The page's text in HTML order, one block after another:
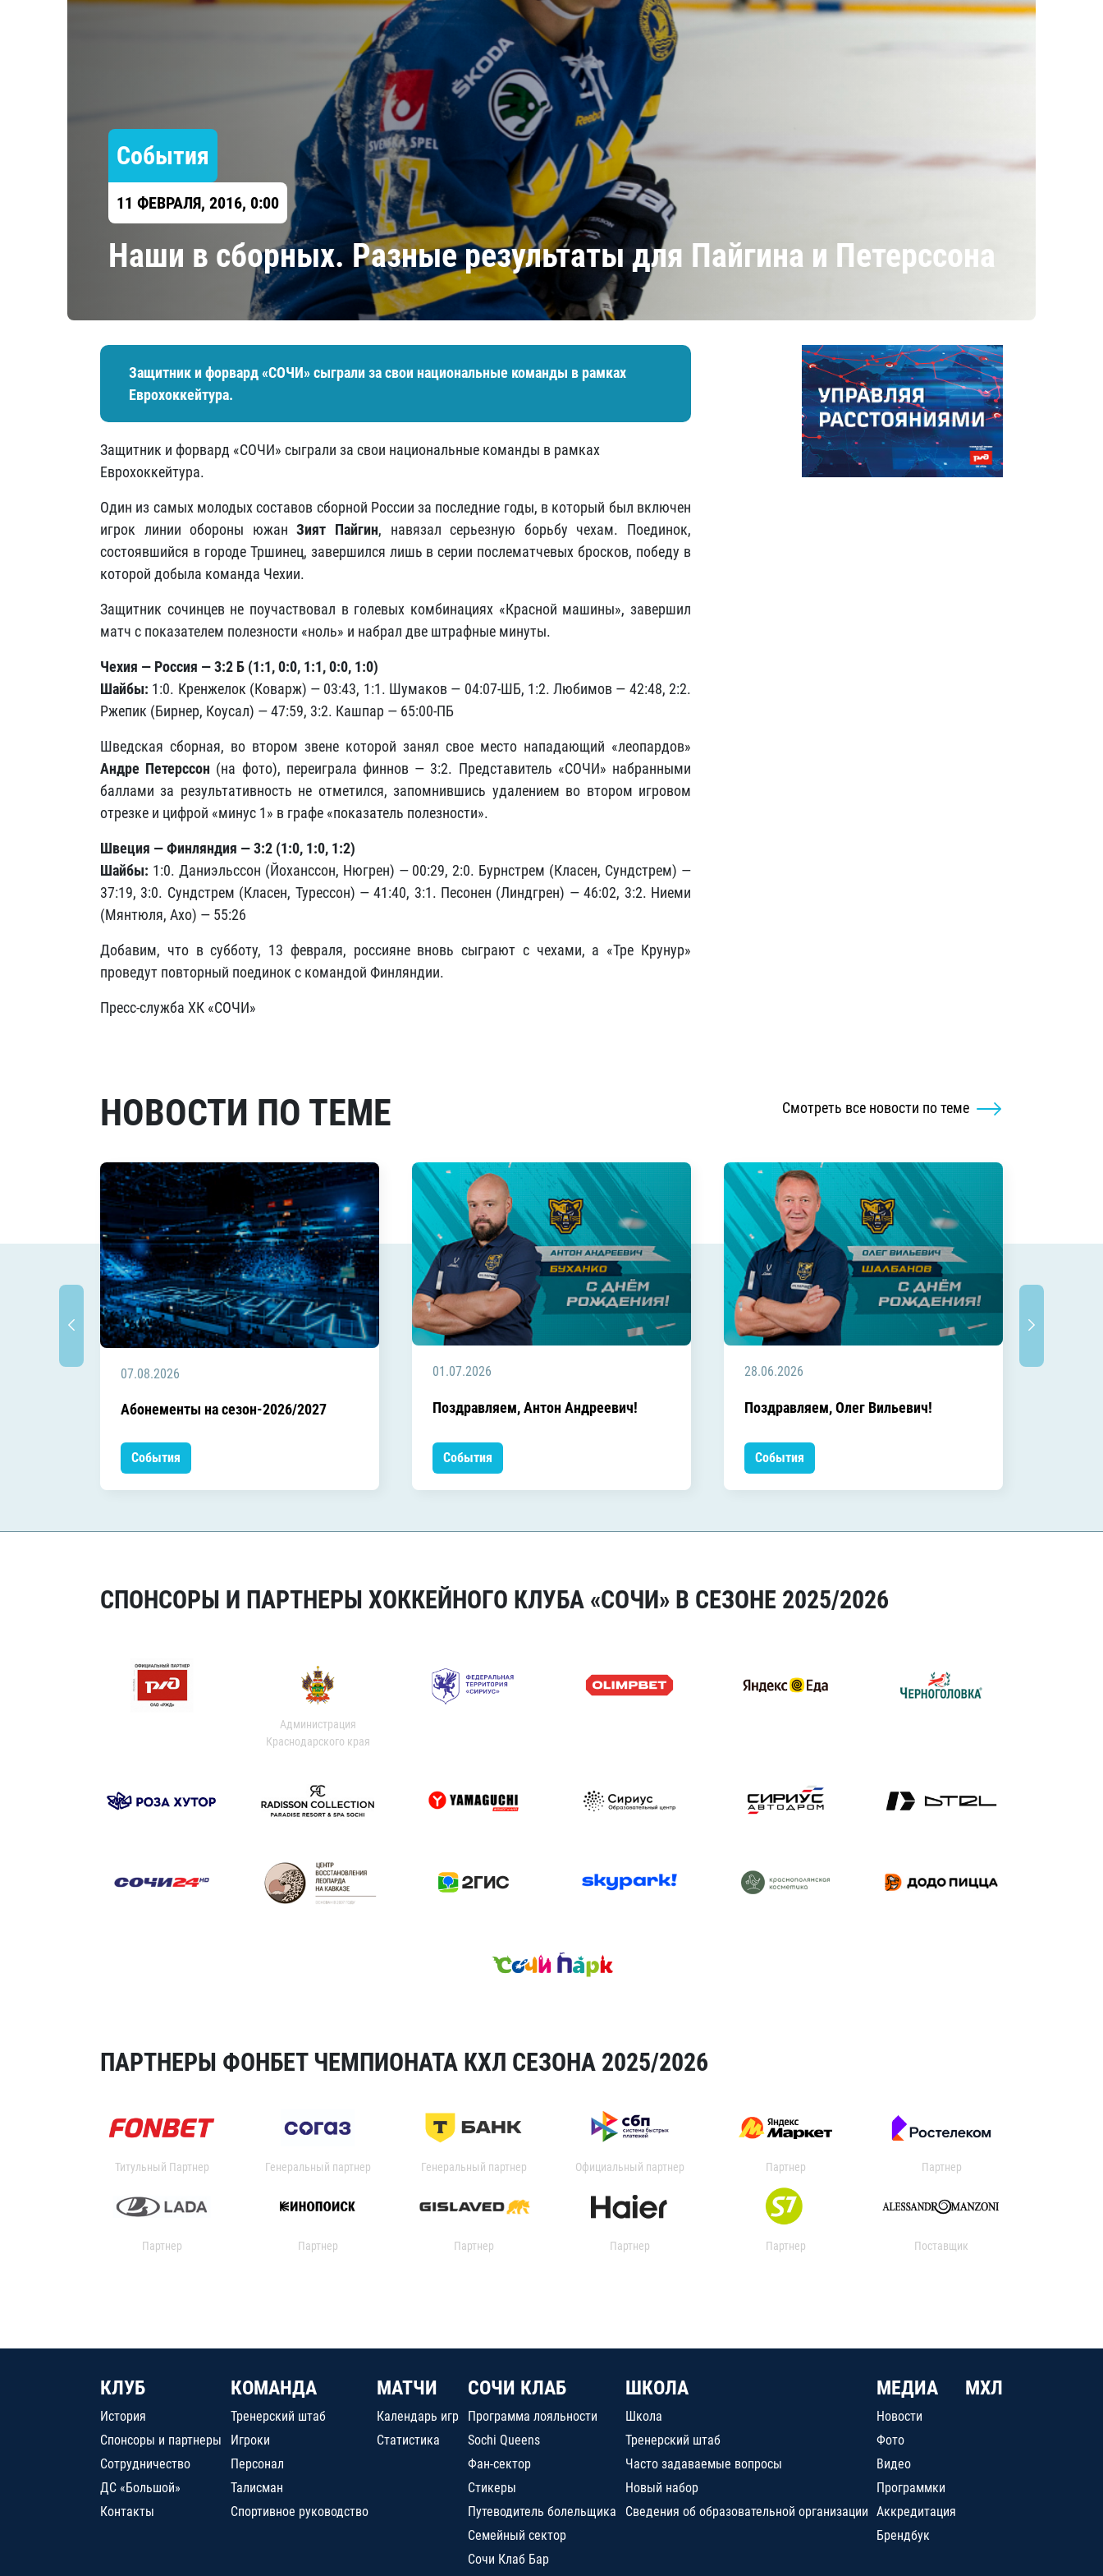
Локомотив Амур
Салават Юлаев
Сибирь
События
11 ФЕВРАЛЯ, 2016, 0:00
Наши в сборных. Разные результаты для Пайгина и Петерссона
Защитник и форвард «СОЧИ» сыграли за свои национальные команды в рамках
Еврохоккейтура.
Защитник и форвард «СОЧИ» сыграли за свои национальные команды в рамках
Еврохоккейтура.
Один из самых молодых составов сборной России за последние годы, в который был включен
игрок линии обороны южанЗият Пайгин, навязал серьезную борьбу чехам. Поединок,
состоявшийся в городе Тршинец, завершился лишь в серии послематчевых бросков, победу в
которой добыла команда Чехии.
Защитник сочинцев не поучаствовал в голевых комбинациях «Красной машины», завершил
матч с показателем полезности «ноль» и набрал две штрафные минуты.
Чехия — Россия — 3:2 Б (1:1, 0:0, 1:1, 0:0, 1:0)
Шайбы: 1:0. Кренжелок (Коварж) — 03:43, 1:1. Шумаков — 04:07-ШБ, 1:2. Любимов — 42:48, 2:2.
Ржепик (Бирнер, Коусал) — 47:59, 3:2. Кашпар — 65:00-ПБ
Шведская сборная, во втором звене которой занял свое место нападающий «леопардов»
Андре Петерссон (на фото), переиграла финнов — 3:2. Представитель «СОЧИ» набранными
баллами за результативность не отметился, запомнившись удалением во втором игровом
отрезке и цифрой «минус 1» в графе «показатель полезности».
Швеция — Финляндия — 3:2 (1:0, 1:0, 1:2)
Шайбы: 1:0. Даниэльссон (Йоханссон, Нюгрен) — 00:29, 2:0. Бурнстрем (Класен, Сундстрем) —
37:19, 3:0. Сундстрем (Класен, Турессон) — 41:40, 3:1. Песонен (Линдгрен) — 46:02, 3:2. Ниеми
(Мянтюля, Ахо) — 55:26
Добавим, что в субботу, 13 февраля, россияне вновь сыграют с чехами, а «Тре Крунур»
проведут повторный поединок с командой Финляндии.
Пресс-служба ХК «СОЧИ»
НОВОСТИ ПО ТЕМЕ Смотреть все новости по теме
07.08.2026
Абонементы на сезон-2026/2027
События
01.07.2026
Поздравляем, Антон Андреевич!
События
28.06.2026
Поздравляем, Олег Вильевич!
События
СПОНСОРЫ И ПАРТНЕРЫ ХОККЕЙНОГО КЛУБА «СОЧИ» В СЕЗОНЕ 2025/2026
Администрация
Краснодарского края
ПАРТНЕРЫ ФОНБЕТ ЧЕМПИОНАТА КХЛ СЕЗОНА 2025/2026
Титульный Партнер Генеральный партнер Генеральный партнер Официальный партнер Партнер Партнер
Партнер Партнер Партнер Партнер Партнер Поставщик
КЛУБ
История
Спонсоры и партнеры
Сотрудничество
ДС «Большой»
Контакты
КОМАНДА
Тренерский штаб
Игроки
Персонал
Талисман
Спортивное руководство
МАТЧИ
Календарь игр
Статистика
СОЧИ КЛАБ
Программа лояльности
Sochi Queens
Фан-сектор
Стикеры
Путеводитель болельщика
Семейный сектор
Сочи Клаб Бар
ШКОЛА
Школа
Тренерский штаб
Часто задаваемые вопросы
Новый набор
Сведения об образовательной организации
МЕДИА
Новости
Фото
Видео
Программки
Аккредитация
Брендбук
МХЛ